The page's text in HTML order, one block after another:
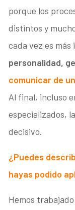
porque los
distintos y
cada vez es
personalidad,
comunicar de
Al final, incluso
especializados,
decisivo.
¿Puedes
hayas podido
Hemos